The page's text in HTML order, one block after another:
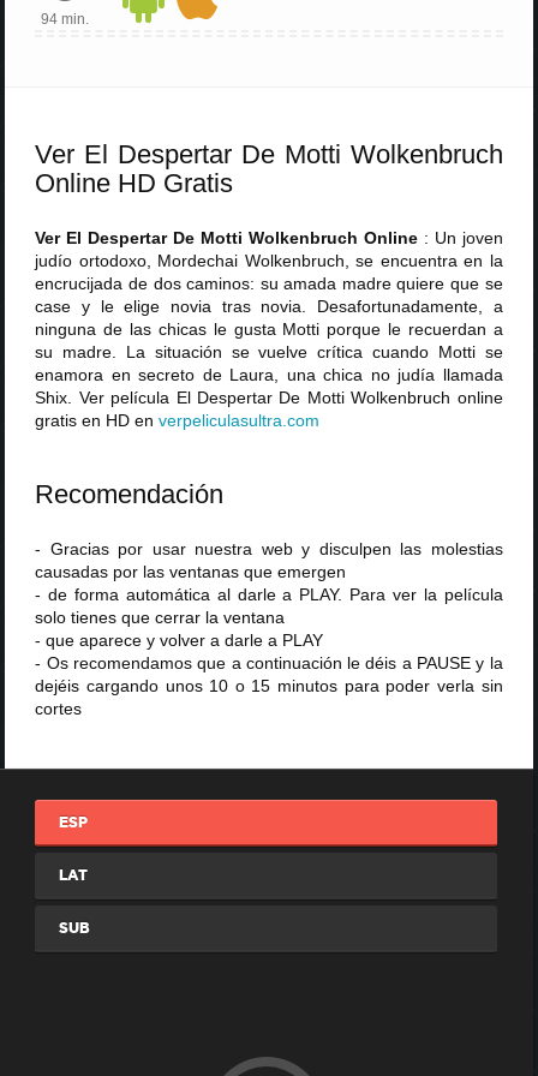
94 min.
Ver El Despertar De Motti Wolkenbruch
Online HD Gratis
Ver El Despertar De Motti Wolkenbruch Online : Un joven
judío ortodoxo, Mordechai Wolkenbruch, se encuentra en la
encrucijada de dos caminos: su amada madre quiere que se
case y le elige novia tras novia. Desafortunadamente, a
ninguna de las chicas le gusta Motti porque le recuerdan a
su madre. La situación se vuelve crítica cuando Motti se
enamora en secreto de Laura, una chica no judía llamada
Shix. Ver película El Despertar De Motti Wolkenbruch online
gratis en HD enverpeliculasultra .com
Recomendación
- Gracias por usar nuestra web y disculpen las molestias
causadas por las ventanas que emergen
- de forma automática al darle a PLAY. Para ver la película
solo tienes que cerrar la ventana
- que aparece y volver a darle a PLAY
- Os recomendamos que a continuación le déis a PAUSE y la
dejéis cargando unos 10 o 15 minutos para poder verla sin
cortes
ESP
LAT
SUB